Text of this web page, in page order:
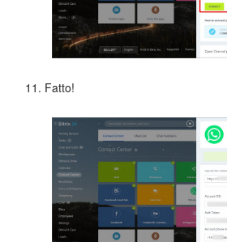
Fatto!